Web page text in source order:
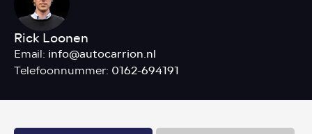
Rick Loonen
Email: info@autocarrion.nl
Telefoonnummer: 0162-694191